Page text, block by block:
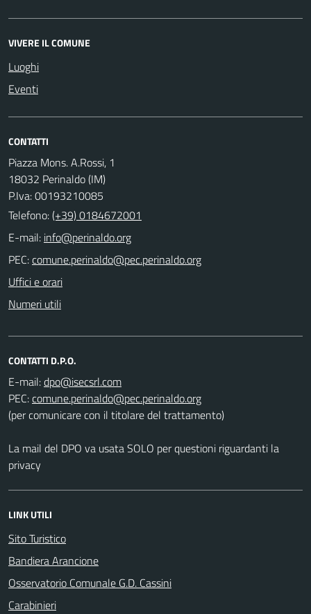
VIVERE IL COMUNE
Luoghi
Eventi
CONTATTI
Piazza Mons. A.Rossi, 1
18032 Perinaldo (IM)
P.Iva: 00193210085
Telefono:(+39) 0184672001
E-mail:
PEC:
Uffici e orari
Numeri utili
CONTATTI D.P.O.
E-mail:
PEC:
(per comunicare con il titolare del trattamento)
La mail del DPO va usata SOLO per questioni riguardanti la
privacy
LINK UTILI
Sito Turistico
Bandiera Arancione
Osservatorio Comunale G.D. Cassini
Carabinieri